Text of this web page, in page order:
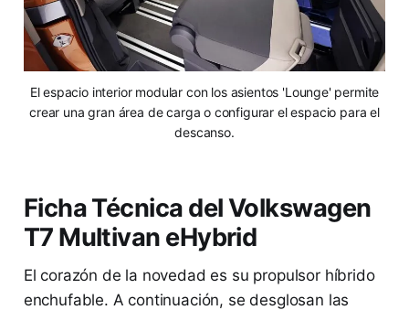
El espacio interior modular con los asientos 'Lounge' permite
crear una gran área de carga o configurar el espacio para el
descanso.
Ficha Técnica del Volkswagen
T7 Multivan eHybrid
El corazón de la novedad es su propulsor híbrido
enchufable. A continuación, se desglosan las